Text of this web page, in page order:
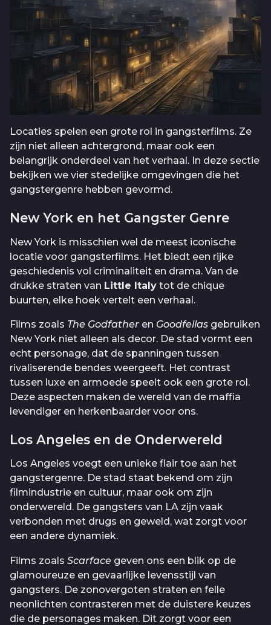
Locaties spelen een grote rol in gangsterfilms. Ze
zijn niet alleen achtergrond, maar ook een
belangrijk onderdeel van het verhaal. In deze sectie
bekijken we vier stedelijke omgevingen die het
gangstergenre hebben gevormd.
New York en het Gangster Genre
New York is misschien wel de meest iconische
locatie voor gangsterfilms. Het biedt een rijke
geschiedenis vol criminaliteit en drama. Van de
drukke straten van Little Italy tot de chique
buurten, elke hoek vertelt een verhaal.
Films zoals The Godfather en Goodfellas gebruiken
New York niet alleen als decor. De stad vormt een
echt personage, dat de spanningen tussen
rivaliserende bendes weergeeft. Het contrast
tussen luxe en armoede speelt ook een grote rol.
Deze aspecten maken de wereld van de maffia
levendiger en herkenbaarder voor ons.
Los Angeles en de Onderwereld
Los Angeles voegt een unieke flair toe aan het
gangstergenre. De stad staat bekend om zijn
filmindustrie en cultuur, maar ook om zijn
onderwereld. De gangsters van LA zijn vaak
verbonden met drugs en geweld, wat zorgt voor
een andere dynamiek.
Films zoals Scarface geven ons een blik op de
glamoureuze en gevaarlijke levensstijl van
gangsters. De zonovergoten straten en felle
neonlichten contrasteren met de duistere keuzes
die de personages maken. Dit zorgt voor een